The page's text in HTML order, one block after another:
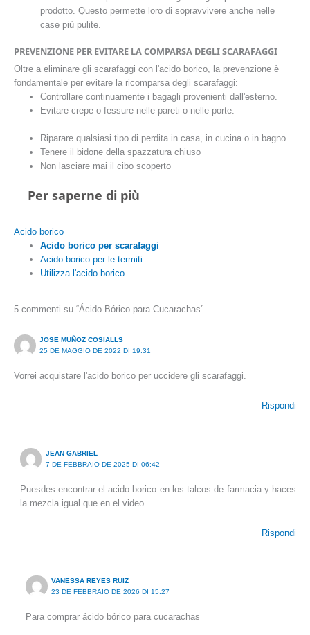
prodotto. Questo permette loro di sopravvivere anche nelle
case più pulite.
PREVENZIONE PER EVITARE LA COMPARSA DEGLI SCARAFAGGI
Oltre a eliminare gli scarafaggi con l'acido borico, la prevenzione è
fondamentale per evitare la ricomparsa degli scarafaggi:
Controllare continuamente i bagagli provenienti dall'esterno.
Evitare crepe o fessure nelle pareti o nelle porte.
Riparare qualsiasi tipo di perdita in casa, in cucina o in bagno.
Tenere il bidone della spazzatura chiuso
Non lasciare mai il cibo scoperto
Per saperne di più
Acido borico
Acido borico per scarafaggi
Acido borico per le termiti
Utilizza l'acido borico
5 commenti su “Ácido Bórico para Cucarachas”
JOSE MUÑOZ COSIALLS
25 DE MAGGIO DE 2022 DI 19:31
Vorrei acquistare l'acido borico per uccidere gli scarafaggi.
Rispondi
JEAN GABRIEL
7 DE FEBBRAIO DE 2025 DI 06:42
Puesdes encontrar el acido borico en los talcos de farmacia y haces
la mezcla igual que en el video
Rispondi
VANESSA REYES RUIZ
23 DE FEBBRAIO DE 2026 DI 15:27
Para comprar ácido bórico para cucarachas